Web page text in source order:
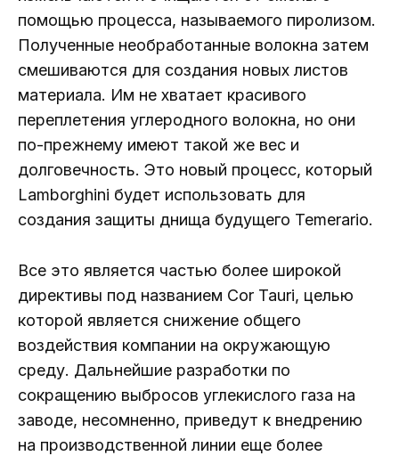
помощью процесса, называемого пиролизом.
Полученные необработанные волокна затем
смешиваются для создания новых листов
материала. Им не хватает красивого
переплетения углеродного волокна, но они
по-прежнему имеют такой же вес и
долговечность. Это новый процесс, который
Lamborghini будет использовать для
создания защиты днища будущего Temerario.
Все это является частью более широкой
директивы под названием Cor Tauri, целью
которой является снижение общего
воздействия компании на окружающую
среду. Дальнейшие разработки по
сокращению выбросов углекислого газа на
заводе, несомненно, приведут к внедрению
на производственной линии еще более